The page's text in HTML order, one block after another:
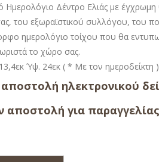
Ημερολόγιο Δέντρο Ελιάς με έγχρωμη
του εξωραϊστικού συλλόγου, του
ημερολόγιο τοίχου που θα
το χώρο σας.
Ύψ. 24εκ ( * Με τον ημεροδείκτη )
ηλεκτρονικού
για